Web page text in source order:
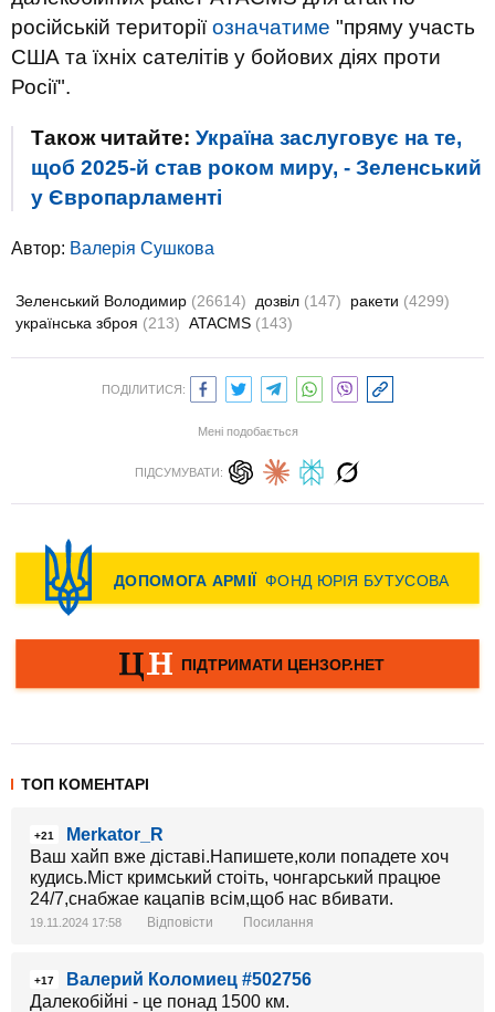
російській території означатиме "пряму участь
США та їхніх сателітів у бойових діях проти
Росії".
Також читайте: Україна заслуговує на те,
щоб 2025-й став роком миру, - Зеленський
у Європарламенті
Автор: Валерiя Сушкова
Зеленський Володимир (26614) дозвіл (147) ракети (4299)
українська зброя (213) ATACMS (143)
ПОДІЛИТИСЯ:
Мені подобається
ПІДСУМУВАТИ:
ТОП КОМЕНТАРІ
+21
Merkator_R
Ваш хайп вже діставі.Напишете,коли попадете хоч
кудись.Міст кримський стоіть, чонгарський працюе
24/7,снабжае кацапів всім,щоб нас вбивати.
19.11.2024 17:58 Відповісти Посилання
+17
Валерий Коломиец #502756
Далекобійні - це понад 1500 км.